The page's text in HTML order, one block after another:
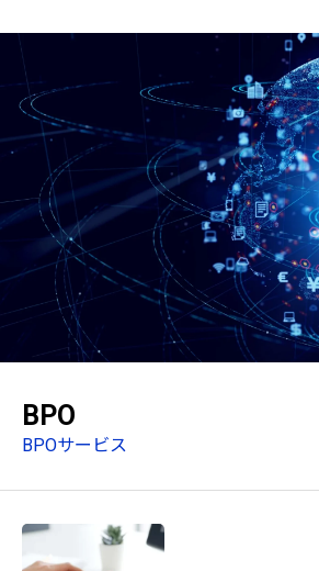
BPO
BPOサービス